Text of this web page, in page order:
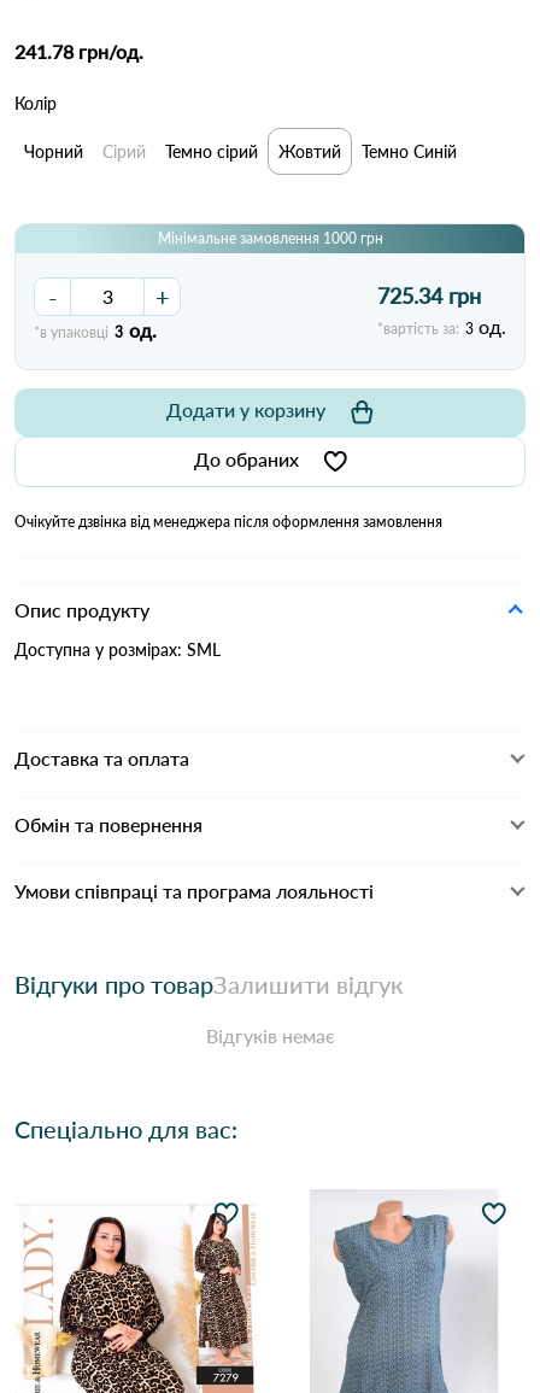
241.78 грн/од.
Колір
Чорний Сірий Темно сірий Жовтий Темно Синій
Мінімальне замовлення 1000 грн
- +
*в упаковці 3 од.
725.34 грн
*вартість за: 3 од.
До обраних
Додати у корзину
Очікуйте дзвінка від менеджера після оформлення замовлення
Опис продукту
Доступна у розмірах: SML
Доставка та оплата
Обмін та повернення
Умови співпраці та програма лояльності
Відгуки про товарЗалишити відгук
Відгуків немає
Спеціально для вас: